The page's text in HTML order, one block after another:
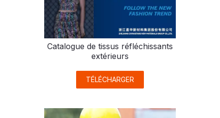
Catalogue de tissus réfléchissants
extérieurs
TÉLÉCHARGER